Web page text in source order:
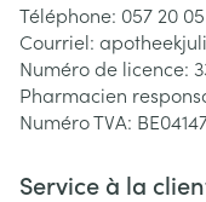
Téléphone: 057 20
Courriel:
Numéro de licence:
Pharmacien
Numéro TVA:
Service à la